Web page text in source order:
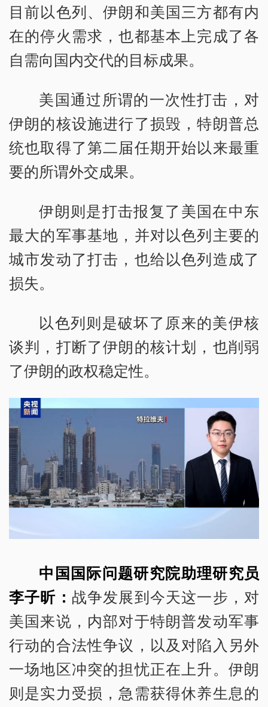
目前以色列、伊朗和美国三方都有内
在的停火需求，也都基本上完成了各
自需向国内交代的目标成果。
美国通过所谓的一次性打击，对
伊朗的核设施进行了损毁，特朗普总
统也取得了第二届任期开始以来最重
要的所谓外交成果。
伊朗则是打击报复了美国在中东
最大的军事基地，并对以色列主要的
城市发动了打击，也给以色列造成了
损失。
以色列则是破坏了原来的美伊核
谈判，打断了伊朗的核计划，也削弱
了伊朗的政权稳定性。
中国国际问题研究院助理研究员
李子昕： 战争发展到今天这一步，对
美国来说，内部对于特朗普发动军事
行动的合法性争议，以及对陷入另外
一场地区冲突的担忧正在上升。伊朗
则是实力受损，急需获得休养生息的